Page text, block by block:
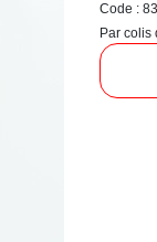
Code :
Par colis